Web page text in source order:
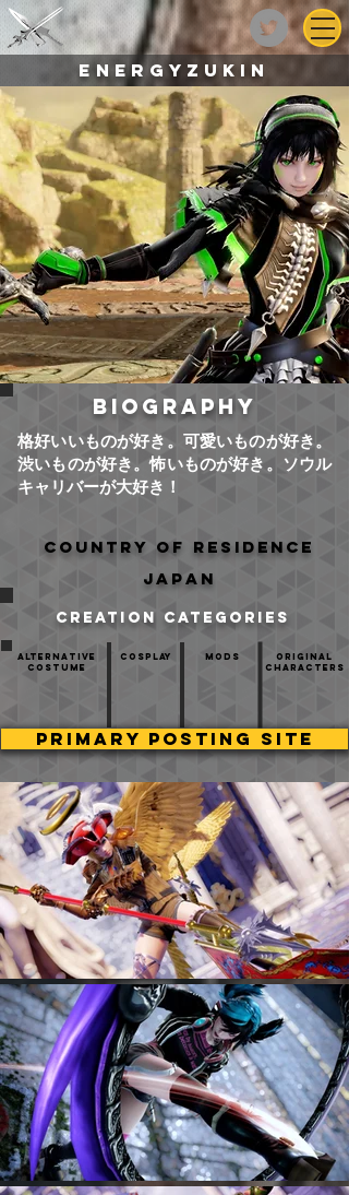
格好いいものが好き。可愛いものが好き。
渋いものが好き。怖いものが好き。ソウル
キャリバーが大好き！
creation categories
biography
Country of residence
Japan
Alternative
Costume
Cosplay mods
Original
Characters
PRIMARY POSTING SITE
ENERGYZUKIN